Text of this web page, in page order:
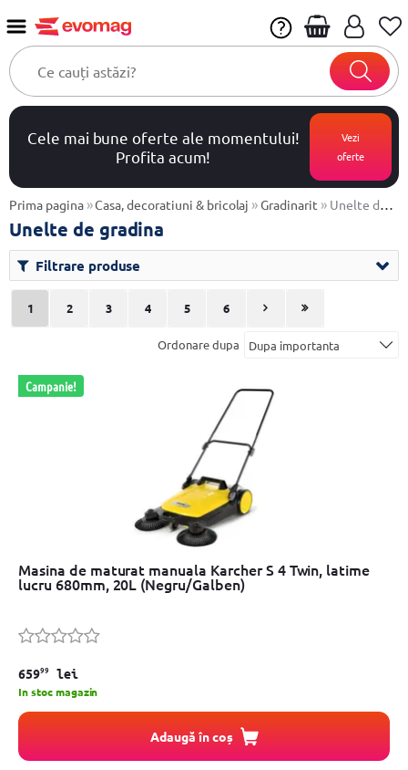
Cele mai bune oferte ale momentului!
Profita acum!
Vezi
oferte
Prima pagina »Casa, decoratiuni & bricolaj »Gradinarit » Unelte de gradina
Unelte de gradina
Filtrare produse
1 2 3 4 5 6
Ordonare dupa
Campanie!
Masina de maturat manuala Karcher S 4 Twin, latime
lucru 680mm, 20L (Negru/Galben)
65999 lei
In stoc magazin
Adaugă în coș